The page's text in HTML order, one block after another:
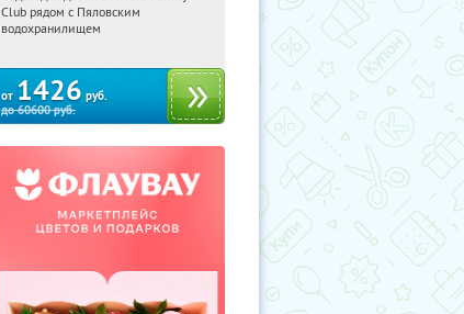
Московская обл., Мытищинский р-н,
Club рядом с Пяловским
водохранилищем
от 1426 руб.
до60600руб.